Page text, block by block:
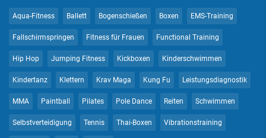
Aqua-Fitness Ballett Bogenschießen Boxen EMS-Training
Fallschirmspringen Fitness für Frauen Functional Training
Hip Hop Jumping Fitness Kickboxen Kinderschwimmen
Kindertanz Klettern Krav Maga Kung Fu Leistungsdiagnostik
MMA Paintball Pilates Pole Dance Reiten Schwimmen
Selbstverteidigung Tennis Thai-Boxen Vibrationstraining